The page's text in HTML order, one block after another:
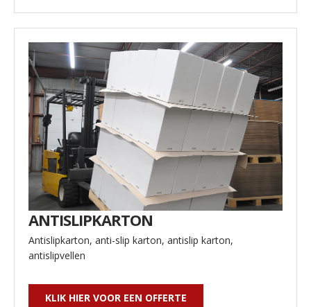
ANTISLIPKARTON
Antislipkarton, anti-slip karton, antislip karton,
antislipvellen
KLIK HIER VOOR EEN OFFERTE